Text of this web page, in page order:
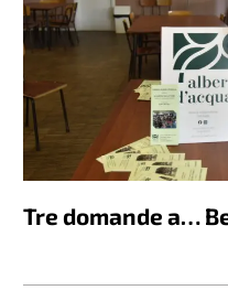
Tre domande a…